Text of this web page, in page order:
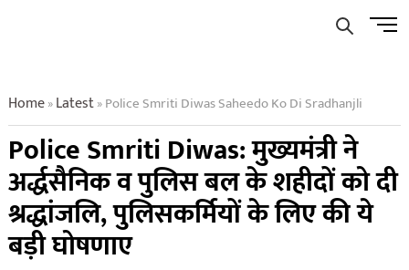
Menu
Home»Latest»Police Smriti Diwas Saheedo Ko Di Sradhanjli
Police Smriti Diwas: मुख्यमंत्री ने
अर्द्धसैनिक व पुलिस बल के शहीदों को दी
श्रद्धांजलि, पुलिसकर्मियों के लिए की ये
बड़ी घोषणाए